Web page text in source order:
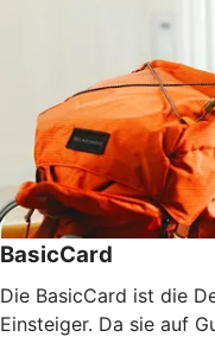
BasicCard
Die BasicCard ist die
Einsteiger. Da sie auf